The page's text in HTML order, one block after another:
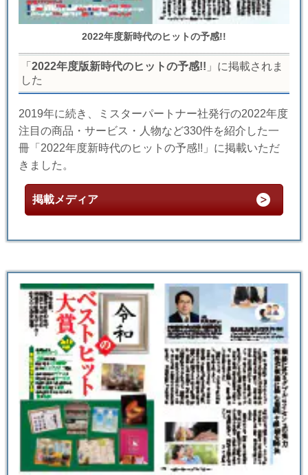
2022年度新時代のヒットの予感!!
「 2022年度版新時代のヒットの予感!! 」に掲載されま
した
2019年に続き、ミスターパートナー社発行の2022年度
注目の商品・サービス・人物など330件を紹介した一
冊「2022年度新時代のヒットの予感!!」に掲載いただ
きました。
掲載メディア